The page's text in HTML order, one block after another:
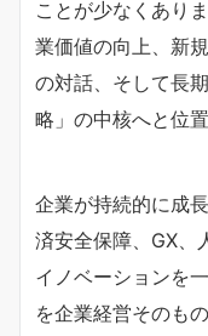
ことが少なくあり
業価値の向上、新
の対話、そして長
略」の中核へと位
企業が持続的に成
済安全保障、GX、
イノベーションを
を企業経営そのも